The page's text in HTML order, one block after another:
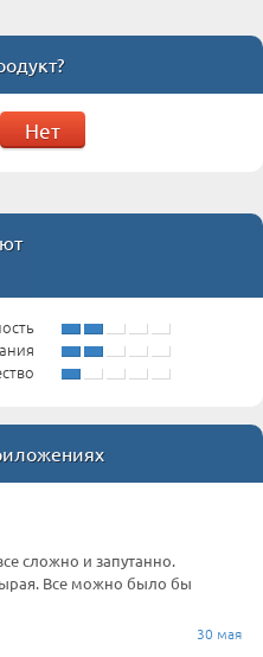
Нет
сложно и запутанно.
Все можно было бы
30 мая